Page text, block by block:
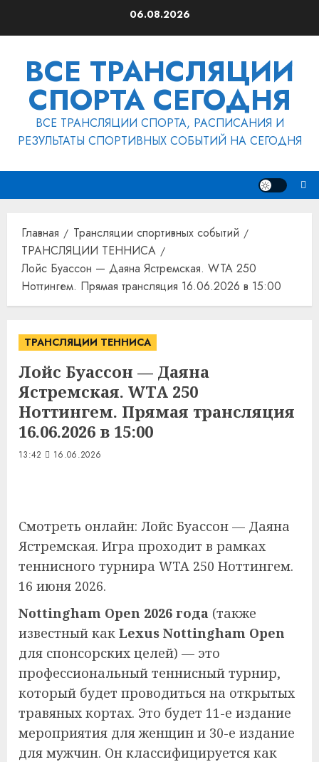
06.08.2026
ВСЕ ТРАНСЛЯЦИИ
СПОРТА СЕГОДНЯ
ВСЕ ТРАНСЛЯЦИИ СПОРТА, РАСПИСАНИЯ И
РЕЗУЛЬТАТЫ СПОРТИВНЫХ СОБЫТИЙ НА СЕГОДНЯ
Главная
Трансляции спортивных событий
ТРАНСЛЯЦИИ ТЕННИСА
Лойс Буассон — Даяна Ястремская. WTA 250
Ноттингем. Прямая трансляция 16.06.2026 в 15:00
ТРАНСЛЯЦИИ ТЕННИСА
Лойс Буассон — Даяна
Ястремская. WTA 250
Ноттингем. Прямая трансляция
16.06.2026 в 15:00
13:42 16.06.2026
Смотреть онлайн: Лойс Буассон — Даяна
Ястремская. Игра проходит в рамках
теннисного турнира WTA 250 Ноттингем.
16 июня 2026.
Nottingham Open 2026 года (также
известный как Lexus Nottingham Open
для спонсорских целей) — это
профессиональный теннисный турнир,
который будет проводиться на открытых
травяных кортах. Это будет 11-е издание
мероприятия для женщин и 30-е издание
для мужчин. Он классифицируется как